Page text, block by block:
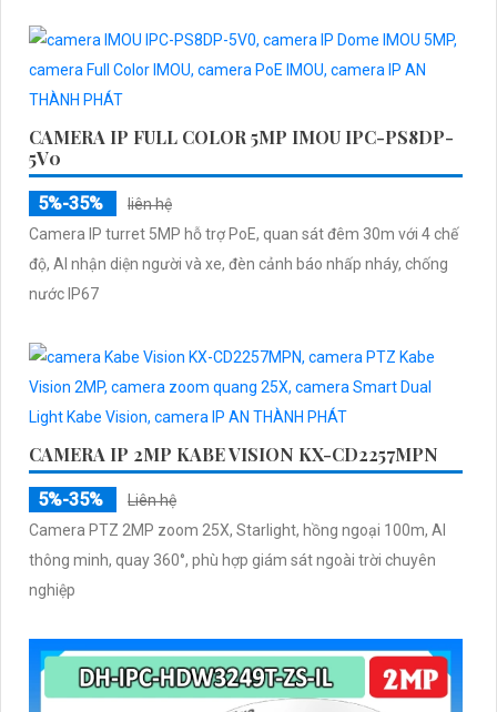
CAMERA IP FULL COLOR 5MP IMOU IPC-PS8DP-
5V0
5%-35%
liên hệ
Camera IP turret 5MP hỗ trợ PoE, quan sát đêm 30m với 4 chế
độ, AI nhận diện người và xe, đèn cảnh báo nhấp nháy, chống
nước IP67
CAMERA IP 2MP KABE VISION KX-CD2257MPN
5%-35%
Liên hệ
Camera PTZ 2MP zoom 25X, Starlight, hồng ngoại 100m, AI
thông minh, quay 360°, phù hợp giám sát ngoài trời chuyên
nghiệp